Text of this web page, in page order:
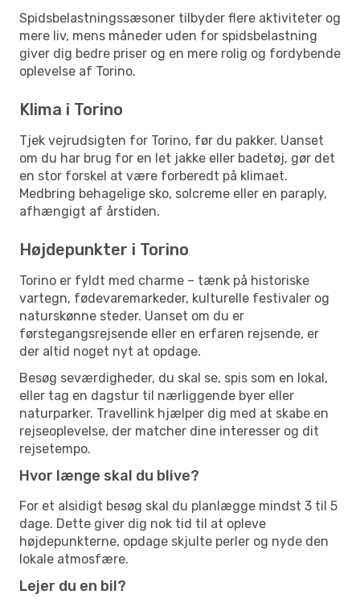
Spidsbelastningssæsoner tilbyder flere aktiviteter og
mere liv, mens måneder uden for spidsbelastning
giver dig bedre priser og en mere rolig og fordybende
oplevelse af Torino.
Klima i Torino
Tjek vejrudsigten for Torino, før du pakker. Uanset
om du har brug for en let jakke eller badetøj, gør det
en stor forskel at være forberedt på klimaet.
Medbring behagelige sko, solcreme eller en paraply,
afhængigt af årstiden.
Højdepunkter i Torino
Torino er fyldt med charme – tænk på historiske
vartegn, fødevaremarkeder, kulturelle festivaler og
naturskønne steder. Uanset om du er
førstegangsrejsende eller en erfaren rejsende, er
der altid noget nyt at opdage.
Besøg seværdigheder, du skal se, spis som en lokal,
eller tag en dagstur til nærliggende byer eller
naturparker. Travellink hjælper dig med at skabe en
rejseoplevelse, der matcher dine interesser og dit
rejsetempo.
Hvor længe skal du blive?
For et alsidigt besøg skal du planlægge mindst 3 til 5
dage. Dette giver dig nok tid til at opleve
højdepunkterne, opdage skjulte perler og nyde den
lokale atmosfære.
Lejer du en bil?